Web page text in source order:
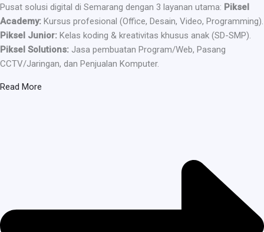
Pusat solusi digital di Semarang dengan 3 layanan utama: Piksel
Academy: Kursus profesional (Office, Desain, Video, Programming).
Piksel Junior: Kelas koding & kreativitas khusus anak (SD-SMP).
Piksel Solutions: Jasa pembuatan Program/Web, Pasang
CCTV/Jaringan, dan Penjualan Komputer.
Read More